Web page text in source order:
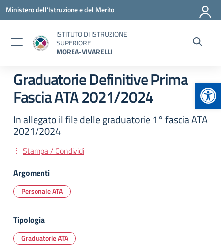
Vai ai contenuti
Vai al menu di navigazione
Vai al footer
Ministero dell'Istruzione e del Merito
ISTITUTO DI ISTRUZIONE
SUPERIORE
MOREA-VIVARELLI
Graduatorie Definitive Prima
Fascia ATA 2021/2024
In allegato il file delle graduatorie 1° fascia ATA
2021/2024
Stampa / Condividi
Argomenti
Personale ATA
Tipologia
Graduatorie ATA